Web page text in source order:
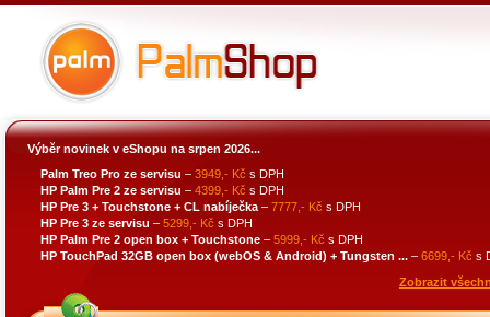
Výběr novinek v eShopu na srpen 2026...
Palm Treo Pro ze servisu – 3949,- Kč s DPH
HP Palm Pre 2 ze servisu – 4399,- Kč s DPH
HP Pre 3 + Touchstone + CL nabíječka – 7777,- Kč s DPH
HP Pre 3 ze servisu – 5299,- Kč s DPH
HP Palm Pre 2 open box + Touchstone – 5999,- Kč s DPH
HP TouchPad 32GB open box (webOS & Android) + Tungsten ... – 6699,- Kč s
Zobrazit